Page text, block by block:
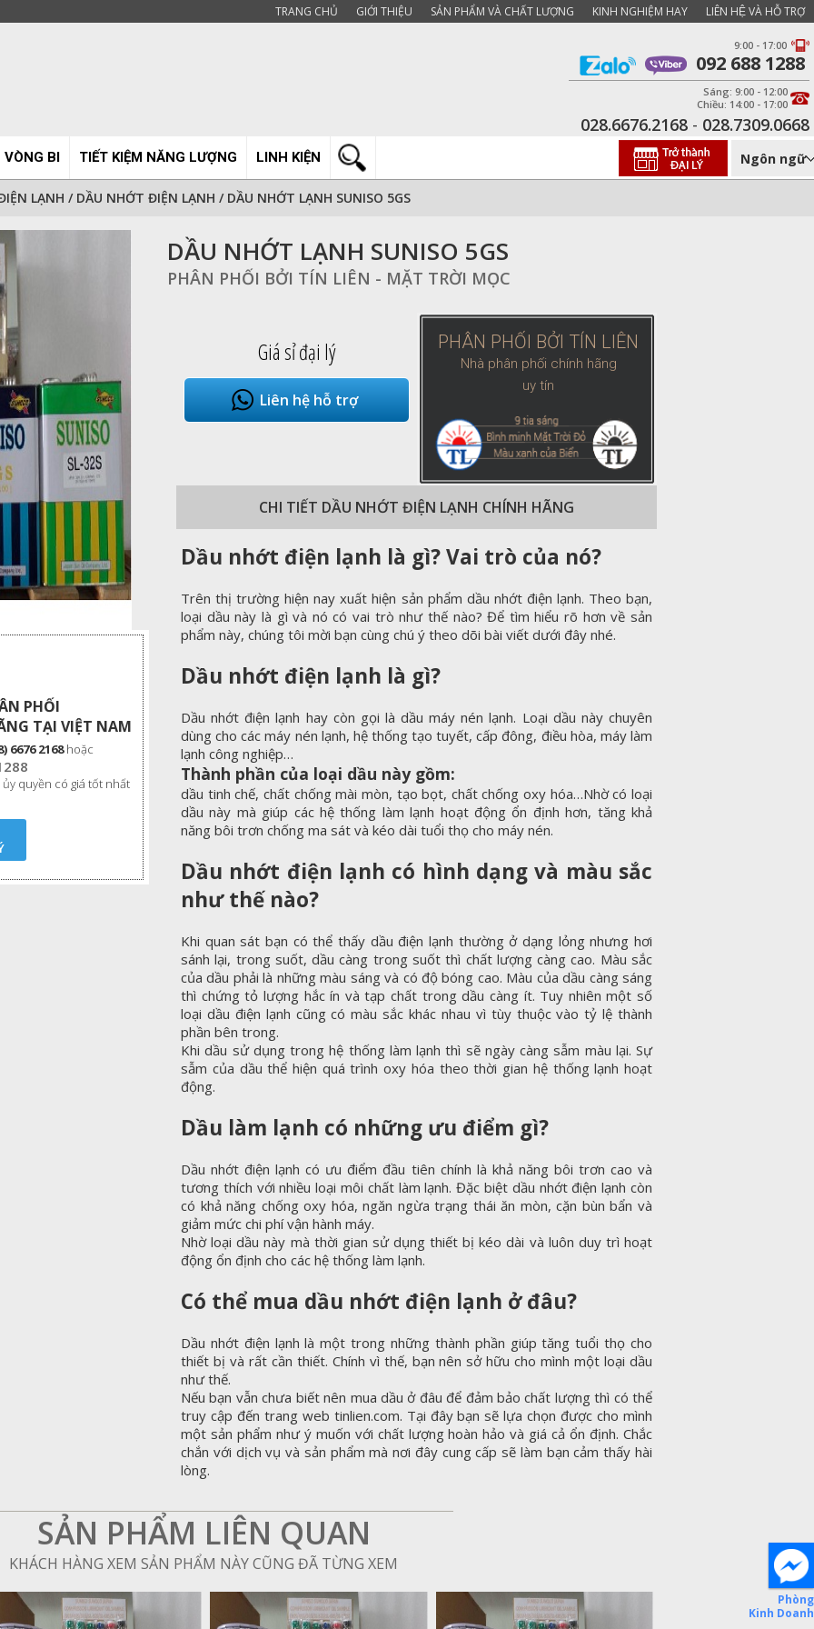
TRANG CHỦ GIỚI THIỆU SẢN PHẨM VÀ CHẤT LƯỢNG KINH NGHIỆM HAY LIÊN HỆ VÀ HỖ TRỢ
9:00 - 17:00
092 688 1288
Sáng: 9:00 - 12:00
Chiều: 14:00 - 17:00
028.7309.0668
-
028.6676.2168
BI TIẾT KIỆM NĂNG LƯỢNG LINH KIỆN Ngôn ngữ
LẠNH / DẦU NHỚT ĐIỆN LẠNH / DẦU NHỚT LẠNH SUNISO 5GS
DẦU NHỚT LẠNH SUNISO 5GS
PHÂN PHỐI BỞI TÍN LIÊN - MẶT TRỜI MỌC
Giá sỉ đại lý
Liên hệ hỗ trợ
PHÂN PHỐI BỞI TÍN LIÊN
Nhà phân phối chính hãng
uy tín
CHI TIẾT DẦU NHỚT ĐIỆN LẠNH CHÍNH HÃNG
Dầu nhớt điện lạnh là gì? Vai trò của nó?
Trên thị trường hiện nay xuất hiện sản phẩm dầu nhớt điện lạnh. Theo bạn,
loại dầu này là gì và nó có vai trò như thế nào? Để tìm hiểu rõ hơn về sản
phẩm này, chúng tôi mời bạn cùng chú ý theo dõi bài viết dưới đây nhé.
Dầu nhớt điện lạnh là gì?
Dầu nhớt điện lạnh hay còn gọi là dầu máy nén lạnh. Loại dầu này chuyên
dùng cho các máy nén lạnh, hệ thống tạo tuyết, cấp đông, điều hòa, máy làm
lạnh công nghiệp…
Thành phần của loại dầu này gồm:
dầu tinh chế, chất chống mài mòn, tạo bọt, chất chống oxy hóa…Nhờ có loại
dầu này mà giúp các hệ thống làm lạnh hoạt động ổn định hơn, tăng khả
năng bôi trơn chống ma sát và kéo dài tuổi thọ cho máy nén.
Dầu nhớt điện lạnh có hình dạng và màu sắc
như thế nào?
Khi quan sát bạn có thể thấy dầu điện lạnh thường ở dạng lỏng nhưng hơi
sánh lại, trong suốt, dầu càng trong suốt thì chất lượng càng cao. Màu sắc
của dầu phải là những màu sáng và có độ bóng cao. Màu của dầu càng sáng
thì chứng tỏ lượng hắc ín và tạp chất trong dầu càng ít. Tuy nhiên một số
loại dầu điện lạnh cũng có màu sắc khác nhau vì tùy thuộc vào tỷ lệ thành
phần bên trong.
Khi dầu sử dụng trong hệ thống làm lạnh thì sẽ ngày càng sẫm màu lại. Sự
sẫm của dầu thể hiện quá trình oxy hóa theo thời gian hệ thống lạnh hoạt
động.
Dầu làm lạnh có những ưu điểm gì?
Dầu nhớt điện lạnh có ưu điểm đầu tiên chính là khả năng bôi trơn cao và
tương thích với nhiều loại môi chất làm lạnh. Đặc biệt dầu nhớt điện lạnh còn
có khả năng chống oxy hóa, ngăn ngừa trạng thái ăn mòn, cặn bùn bẩn và
giảm mức chi phí vận hành máy.
Nhờ loại dầu này mà thời gian sử dụng thiết bị kéo dài và luôn duy trì hoạt
động ổn định cho các hệ thống làm lạnh.
Có thể mua dầu nhớt điện lạnh ở đâu?
Dầu nhớt điện lạnh là một trong những thành phần giúp tăng tuổi thọ cho
thiết bị và rất cần thiết. Chính vì thế, bạn nên sở hữu cho mình một loại dầu
như thế.
Nếu bạn vẫn chưa biết nên mua dầu ở đâu để đảm bảo chất lượng thì có thể
truy cập đến trang web tinlien.com. Tại đây bạn sẽ lựa chọn được cho mình
một sản phẩm như ý muốn với chất lượng hoàn hảo và giá cả ổn định. Chắc
chắn với dịch vụ và sản phẩm mà nơi đây cung cấp sẽ làm bạn cảm thấy hài
lòng.
PHỐI
TẠI VIỆT NAM
6676 2168hoặc
quyền có giá tốt nhất
SẢN PHẨM LIÊN QUAN
KHÁCH HÀNG XEM SẢN PHẨM NÀY CŨNG ĐÃ TỪNG XEM